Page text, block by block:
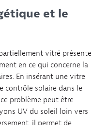
et le
vitré présente
en ce qui concerne la
En insérant une vitre
contrôle solaire dans le
problème peut être
UV du soleil loin vers
il permet de